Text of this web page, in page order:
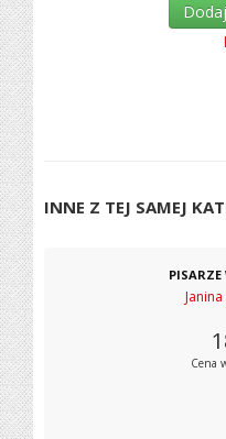
INNE Z TEJ SAMEJ
Cena